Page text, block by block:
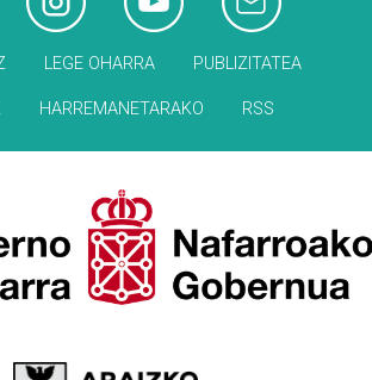
LEGE OHARRA PUBLIZITATEA
HARREMANETARAKO RSS